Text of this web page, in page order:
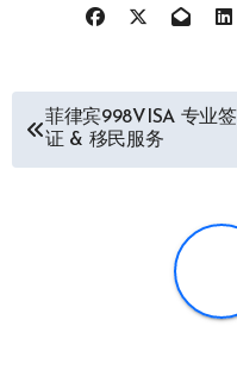
菲律宾998VISA 专业签
证 & 移民服务